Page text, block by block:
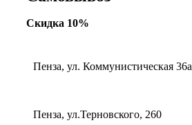
Скидка 10%
Пенза, ул. Коммунистическая 36а
Пенза, ул.Терновского, 260